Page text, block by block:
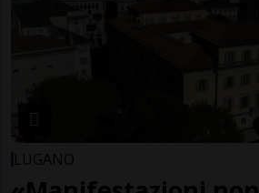
LUGANO